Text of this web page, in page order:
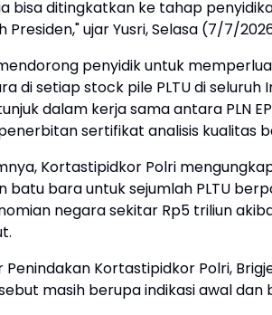
bisa ditingkatkan ke tahap
Presiden," ujar Yusri, Selasa (7/7/
penyidik untuk
di setiap stock pile PLTU di seluruh
dalam kerja sama antara PLN
sertifikat analisis kualitas
Kortastipidkor Polri
batu bara untuk sejumlah PLTU
negara sekitar Rp5 triliun
Penindakan Kortastipidkor Polri,
masih berupa indikasi awal dan